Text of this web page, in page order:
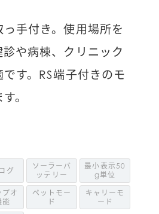
手付き。使用場所を
や病棟、クリニック
す。RS端子付きのモ
。
グ
ソーラーバ
ッテリー
最小表示50
g単位
プオ
能
ペットモー
ド
キャリーモ
ード